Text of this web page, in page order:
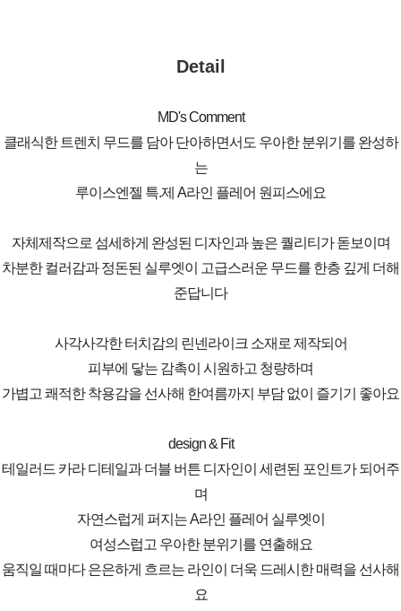
Detail
MD's Comment
클래식한 트렌치 무드를 담아 단아하면서도 우아한 분위기를 완성하
는
루이스엔젤 특.제 A라인 플레어 원피스에요
자체제작으로 섬세하게 완성된 디자인과 높은 퀄리티가 돋보이며
차분한 컬러감과 정돈된 실루엣이 고급스러운 무드를 한층 깊게 더해
준답니다
사각사각한 터치감의 린넨라이크 소재로 제작되어
피부에 닿는 감촉이 시원하고 청량하며
가볍고 쾌적한 착용감을 선사해 한여름까지 부담 없이 즐기기 좋아요
design & Fit
테일러드 카라 디테일과 더블 버튼 디자인이 세련된 포인트가 되어주
며
자연스럽게 퍼지는 A라인 플레어 실루엣이
여성스럽고 우아한 분위기를 연출해요
움직일 때마다 은은하게 흐르는 라인이 더욱 드레시한 매력을 선사해
요